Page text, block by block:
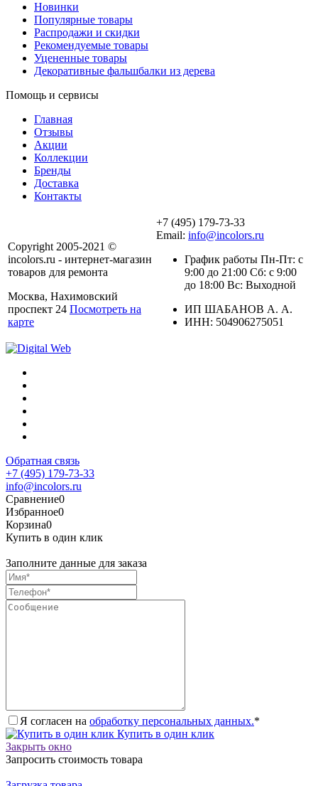
Новинки
Популярные товары
Распродажи и скидки
Рекомендуемые товары
Уцененные товары
Декоративные фальшбалки из дерева
Помощь и сервисы
Главная
Отзывы
Акции
Коллекции
Бренды
Доставка
Контакты
Copyright 2005-2021 ©
incolors.ru - интернет-магазин
товаров для ремонта
Москва, Нахимовский
проспект 24 Посмотреть на
карте
+7 (495) 179-73-33
Email: info@incolors.ru
График работы Пн-Пт: с
9:00 до 21:00 Сб: с 9:00
до 18:00 Вс: Выходной
ИП ШАБАНОВ А. А.
ИНН: 504906275051
Обратная связь
+7 (495) 179-73-33
info@incolors.ru
Сравнение0
Избранное0
Корзина0
Купить в один клик
Заполните данные для заказа
Я согласен на обработку персональных данных.*
Купить в один клик
Закрыть окно
Запросить стоимость товара